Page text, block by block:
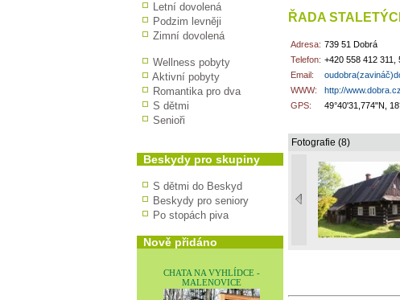
Letní dovolená
Podzim levněji
Zimní dovolená
Wellness pobyty
Aktivní pobyty
Romantika pro dva
S dětmi
Senioři
Beskydy pro skupiny
S dětmi do Beskyd
Beskydy pro seniory
Po stopách piva
Nově přidáno
CHATA NA VYHLÍDCE -
MALENOVICE
ŘADA
Adresa: 739 51 Dobrá
Telefon: +420 558 412
Email:
WWW:
http://www.dobra.cz
GPS:
49°40'31,774"N,
Fotografie (8)